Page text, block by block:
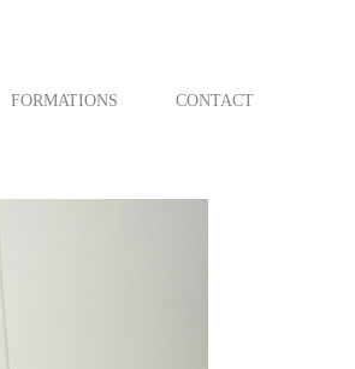
FORMATIONS CONTACT